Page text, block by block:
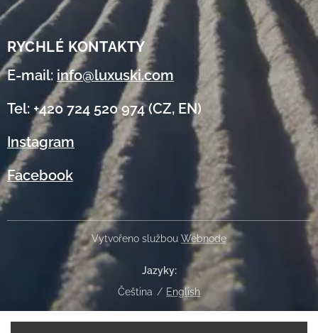
RYCHLÉ KONTAKTY
E-mail: info@luxuski.com
Tel: +420 724 520 974 (CZ, EN)
Instagram
Facebook
Vytvořeno službou Webnode
Jazyky
Čeština
English